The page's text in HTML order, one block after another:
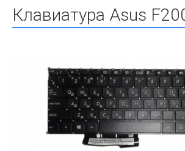
Клавиатура Asus